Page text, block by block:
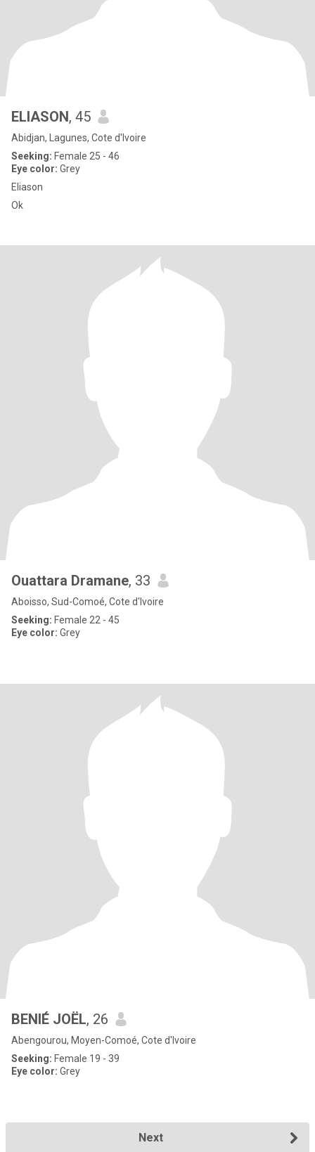
ELIASON, 45
Abidjan, Lagunes, Cote d'Ivoire
Seeking: Female 25 - 46
Eye color: Grey
Eliason
Ok
Ouattara Dramane, 33
Aboisso, Sud-Comoé, Cote d'Ivoire
Seeking: Female 22 - 45
Eye color: Grey
BENIÉ JOËL, 26
Abengourou, Moyen-Comoé, Cote d'Ivoire
Seeking: Female 19 - 39
Eye color: Grey
Next